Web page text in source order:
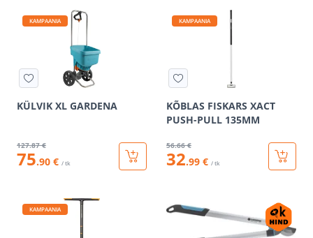
KAMPAANIA
KÜLVIK XL GARDENA
127.87 €
75.90 € / tk
KAMPAANIA
KÕBLAS FISKARS XACT
PUSH-PULL 135MM
56.66 €
32.99 € / tk
KAMPAANIA